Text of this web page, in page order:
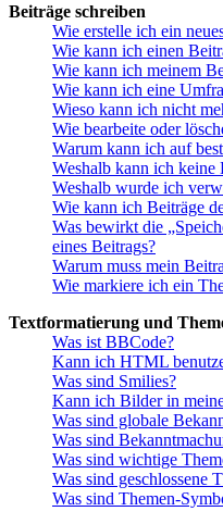
Beiträge schreiben
Wie erstelle ich ein
Wie kann ich einen
Wie kann ich meinem
Wie kann ich eine
Wieso kann ich nicht
Wie bearbeite oder
Warum kann ich auf
Weshalb kann ich keine
Weshalb wurde ich
Wie kann ich Beiträge
Was bewirkt die
eines Beitrags?
Warum muss mein
Wie markiere ich ein
Textformatierung und
Was ist BBCode?
Kann ich HTML
Was sind Smilies?
Kann ich Bilder in
Was sind globale
Was sind
Was sind wichtige
Was sind geschlossene
Was sind Themen-